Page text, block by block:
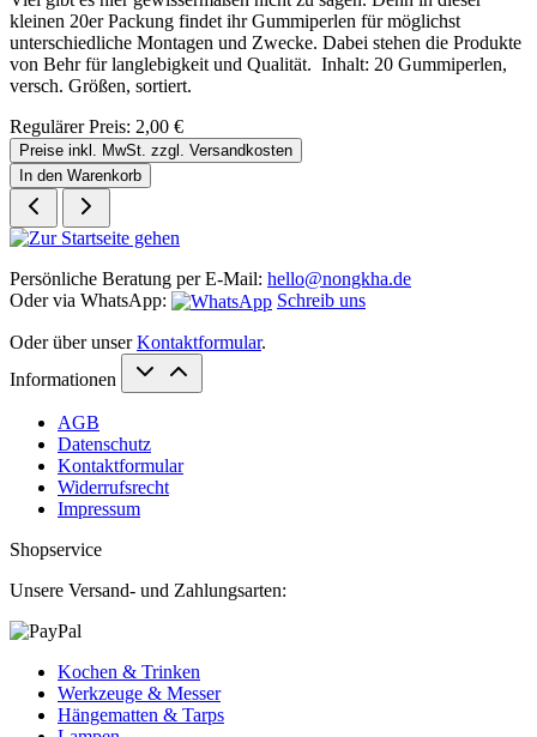
kleinen 20er Packung findet ihr Gummiperlen für möglichst
unterschiedliche Montagen und Zwecke. Dabei stehen die Produkte
von Behr für langlebigkeit und Qualität. Inhalt: 20 Gummiperlen,
versch. Größen, sortiert.
Regulärer Preis: 2,00 €
Preise inkl. MwSt. zzgl. Versandkosten
In den Warenkorb
Persönliche Beratung per E-Mail: hello@nongkha.de
Oder via WhatsApp:
Schreib uns
Oder über unserKontaktformular.
Informationen
AGB
Datenschutz
Kontaktformular
Widerrufsrecht
Impressum
Shopservice
Unsere Versand- und Zahlungsarten:
Kochen & Trinken
Werkzeuge & Messer
Hängematten & Tarps